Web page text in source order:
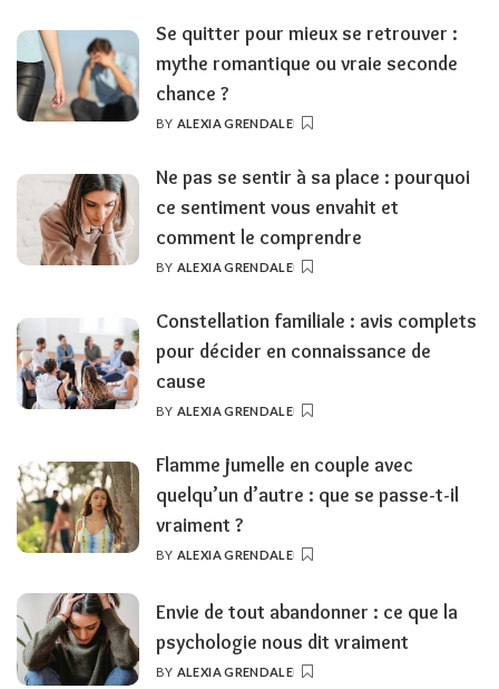
Se quitter pour mieux se retrouver :
mythe romantique ou vraie seconde
chance ?
POSTED
BY ALEXIA GRENDALE
Ne pas se sentir à sa place : pourquoi
ce sentiment vous envahit et
comment le comprendre
POSTED
BY ALEXIA GRENDALE
Constellation familiale : avis complets
pour décider en connaissance de
cause
POSTED
BY ALEXIA GRENDALE
Flamme jumelle en couple avec
quelqu’un d’autre : que se passe-t-il
vraiment ?
POSTED
BY ALEXIA GRENDALE
Envie de tout abandonner : ce que la
psychologie nous dit vraiment
POSTED
BY ALEXIA GRENDALE